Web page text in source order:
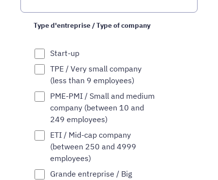
Type d'entreprise / Type of company
Start-up
TPE / Very small company
(less than 9 employees)
PME-PMI / Small and medium
company (between 10 and
249 employees)
ETI / Mid-cap company
(between 250 and 4999
employees)
Grande entreprise / Big